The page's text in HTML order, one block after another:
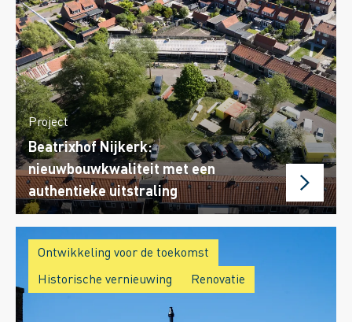
Project
Beatrixhof Nijkerk:
nieuwbouwkwaliteit met een
authentieke uitstraling
Ontwikkeling voor de toekomst
Historische vernieuwing
Renovatie